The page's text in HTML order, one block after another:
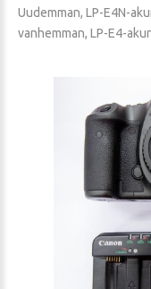
Uudemman, LP-E4N-
vanhemman, LP-E4-